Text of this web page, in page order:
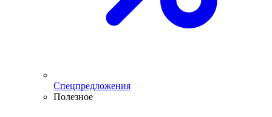
Спецпредложения
Полезное